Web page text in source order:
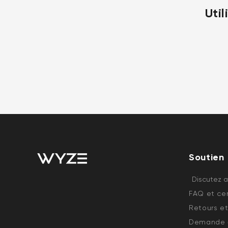
Soutien
Discutez
FAQ et
Retours
Demande